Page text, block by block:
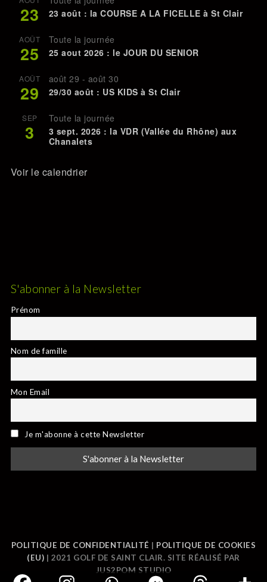
23
23 août : la COURSE A LA FICELLE à St Clair
AOÛT
25
Toute la journée
25 aout 2026 : le JOUR DU SENIOR
AOÛT
29
août 29 - août 30
29/30 août : US KIDS à St Clair
SEP
3
Toute la journée
3 sept. 2026 : la VDR (Vallée du Rhône) aux
Chanalets
Voir le calendrier
S'abonner à la Newsletter
Prénom
Nom de famille
Mon Email
Je m'abonne à cette Newsletter
POLITIQUE DE CONFIDENTIALITÉ | POLITIQUE DE COOKIES
(EU) | 2021 GOLF DE SAINT CLAIR. SITE RÉALISÉ PAR
JUS2POM STUDIO